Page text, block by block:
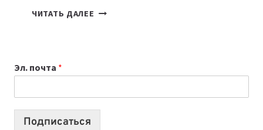
ЧИТАТЬ ДАЛЕЕ
СОЗДАВАТЬ
ПРОДУКТЫ
Эл. почта *
Подписаться